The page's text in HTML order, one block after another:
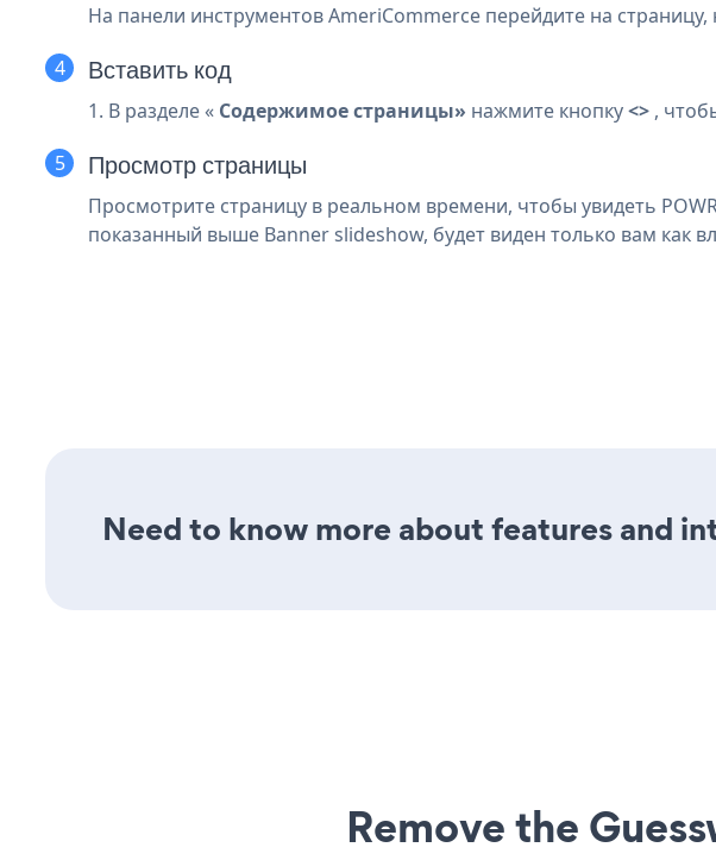
На панели инструментов AmeriCommerce перейдите на
Вставить код
1. В разделе « Содержимое страницы» нажмите кнопку<> ,
Просмотр страницы
Просмотрите страницу в реальном времени, чтобы увидеть
показанный выше Banner slideshow, будет виден только вам как
Need to know more about features and
Remove the